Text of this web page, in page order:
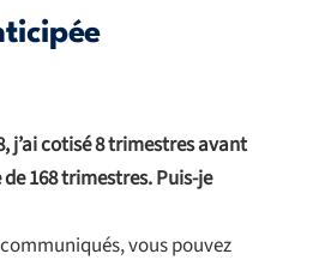
j’ai cotisé 8 trimestres avant
168 trimestres. Puis-je
vous pouvez